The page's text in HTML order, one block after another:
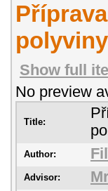
Show full
No preview
Title:
Author:
Advisor: